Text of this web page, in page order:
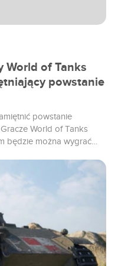
World of Tanks
powstanie
powstanie
World of Tanks
będzie można wygrać